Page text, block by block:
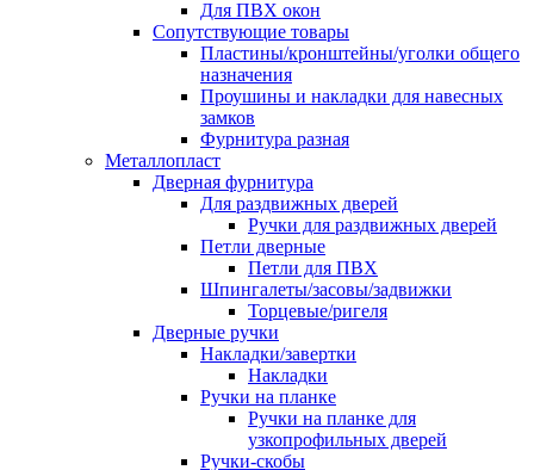
Для ПВХ окон
Сопутствующие товары
Пластины/кронштейны/уголки общего
назначения
Проушины и накладки для навесных
замков
Фурнитура разная
Металлопласт
Дверная фурнитура
Для раздвижных дверей
Ручки для раздвижных дверей
Петли дверные
Петли для ПВХ
Шпингалеты/засовы/задвижки
Торцевые/ригеля
Дверные ручки
Накладки/завертки
Накладки
Ручки на планке
Ручки на планке для
узкопрофильных дверей
Ручки-скобы